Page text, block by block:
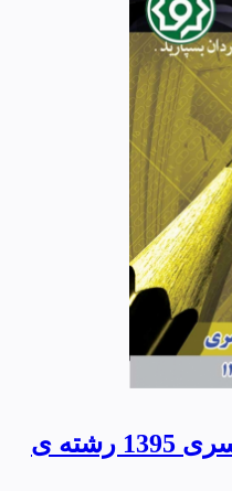
سوالات کنکور سراسری 1395 رشته ی